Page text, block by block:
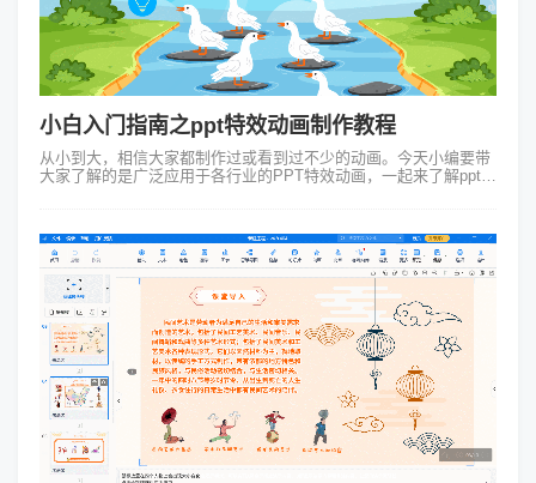
小白入门指南之ppt特效动画制作教程
从小到大，相信大家都制作过或看到过不少的动画。今天小编要带
大家了解的是广泛应用于各行业的PPT特效动画，一起来了解ppt特